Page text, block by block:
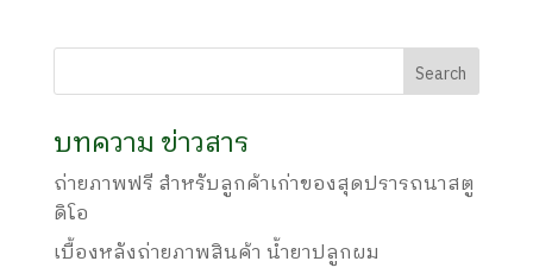
บทความ ข่าวสาร
ถ่ายภาพฟรี สำหรับลูกค้าเก่าของสุดปรารถนาสตู
ดิโอ
เบื้องหลังถ่ายภาพสินค้า น้ำยาปลูกผม